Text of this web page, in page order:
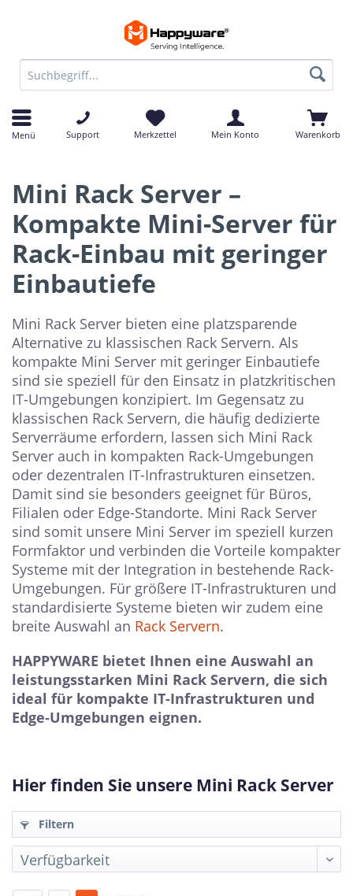
Menü Support Merkzettel Mein Konto Warenkorb
Mini Rack Server –
Kompakte Mini-Server für
Rack-Einbau mit geringer
Einbautiefe
Mini Rack Server bieten eine platzsparende
Alternative zu klassischen Rack Servern. Als
kompakte Mini Server mit geringer Einbautiefe
sind sie speziell für den Einsatz in platzkritischen
IT-Umgebungen konzipiert. Im Gegensatz zu
klassischen Rack Servern, die häufig dedizierte
Serverräume erfordern, lassen sich Mini Rack
Server auch in kompakten Rack-Umgebungen
oder dezentralen IT-Infrastrukturen einsetzen.
Damit sind sie besonders geeignet für Büros,
Filialen oder Edge-Standorte. Mini Rack Server
sind somit unsere Mini Server im speziell kurzen
Formfaktor und verbinden die Vorteile kompakter
Systeme mit der Integration in bestehende Rack-
Umgebungen. Für größere IT-Infrastrukturen und
standardisierte Systeme bieten wir zudem eine
breite Auswahl an Rack Servern.
HAPPYWARE bietet Ihnen eine Auswahl an
leistungsstarken Mini Rack Servern, die sich
ideal für kompakte IT-Infrastrukturen und
Edge-Umgebungen eignen.
Hier finden Sie unsere Mini Rack Server
Filtern